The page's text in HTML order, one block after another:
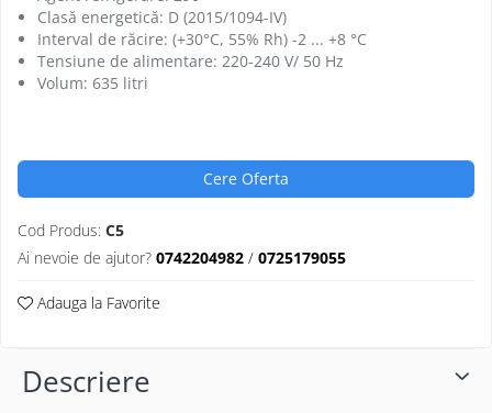
Clasă energetică: D (2015/1094-IV)
Interval de răcire: (+30°C, 55% Rh) -2 ... +8 °C
Tensiune de alimentare: 220-240 V/ 50 Hz
Volum: 635 litri
Cere Oferta
Cod Produs: C5
Ai nevoie de ajutor? 0742204982 / 0725179055
Adauga la Favorite
Descriere